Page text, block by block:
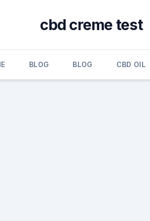
cbd creme test
BLOG BLOG CBD OIL